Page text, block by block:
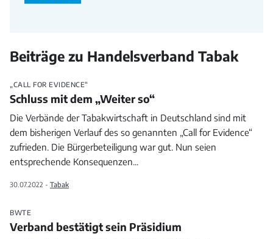
Beiträge zu Handelsverband Tabak
„CALL FOR EVIDENCE“
Schluss mit dem „Weiter so“
Die Verbände der Tabakwirtschaft in Deutschland sind mit
dem bisherigen Verlauf des so genannten „Call for Evidence“
zufrieden. Die Bürgerbeteiligung war gut. Nun seien
entsprechende Konsequenzen...
30.07.2022 - Tabak
BWTE
Verband bestätigt sein Präsidium